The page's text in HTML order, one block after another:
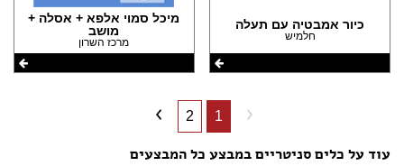
כיור אמבטיה עם תעלה
חלמיש
מיכל סמוי אלפא + אסלה +
מושב
מרכז השרון
1
2
עוד על כלים סניטריים במבצע כל המבצעים